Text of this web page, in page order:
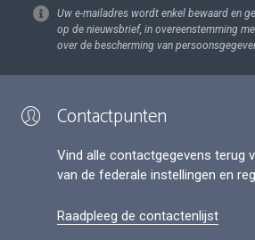
Uw e-mailadres wordt enkel bewaard en
op de nieuwsbrief, in overeenstemming
over de bescherming van
Contactpunten
Vind alle contactgegevens terug
van de federale instellingen en
Raadpleeg de contactenlijst